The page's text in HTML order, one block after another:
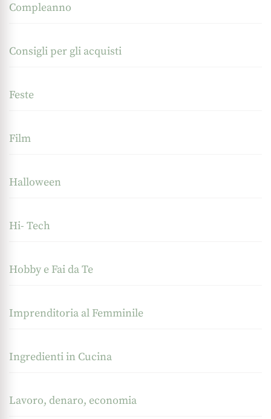
Compleanno
Consigli per gli acquisti
Feste
Film
Halloween
Hi- Tech
Hobby e Fai da Te
Imprenditoria al Femminile
Ingredienti in Cucina
Lavoro, denaro, economia